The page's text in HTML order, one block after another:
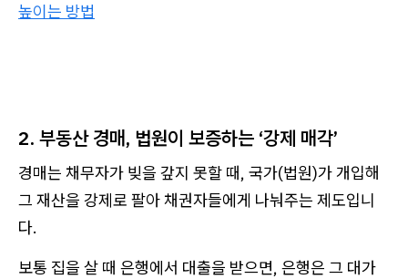
높이는 방법
2. 부동산 경매, 법원이 보증하는 ‘강제 매각’
경매는 채무자가 빚을 갚지 못할 때, 국가(법원)가 개입해
그 재산을 강제로 팔아 채권자들에게 나눠주는 제도입니
다.
보통 집을 살 때 은행에서 대출을 받으면, 은행은 그 대가